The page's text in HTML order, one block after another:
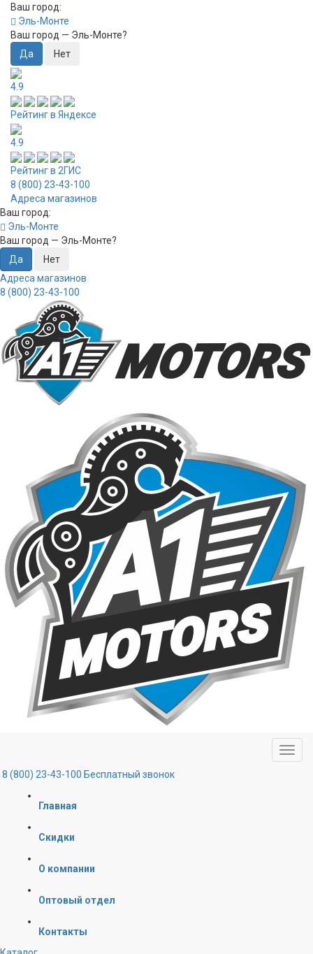
Ваш город:
Эль-Монте
Ваш город — Эль-Монте?
4.9
Рейтинг в Яндексе
4.9
Рейтинг в 2ГИС
8 (800) 23-43-100
Адреса магазинов
Ваш город:
Эль-Монте
Ваш город — Эль-Монте?
Адреса магазинов
8 (800) 23-43-100
8 (800) 23-43-100 Бесплатный звонок
Главная
Скидки
О компании
Оптовый отдел
Контакты